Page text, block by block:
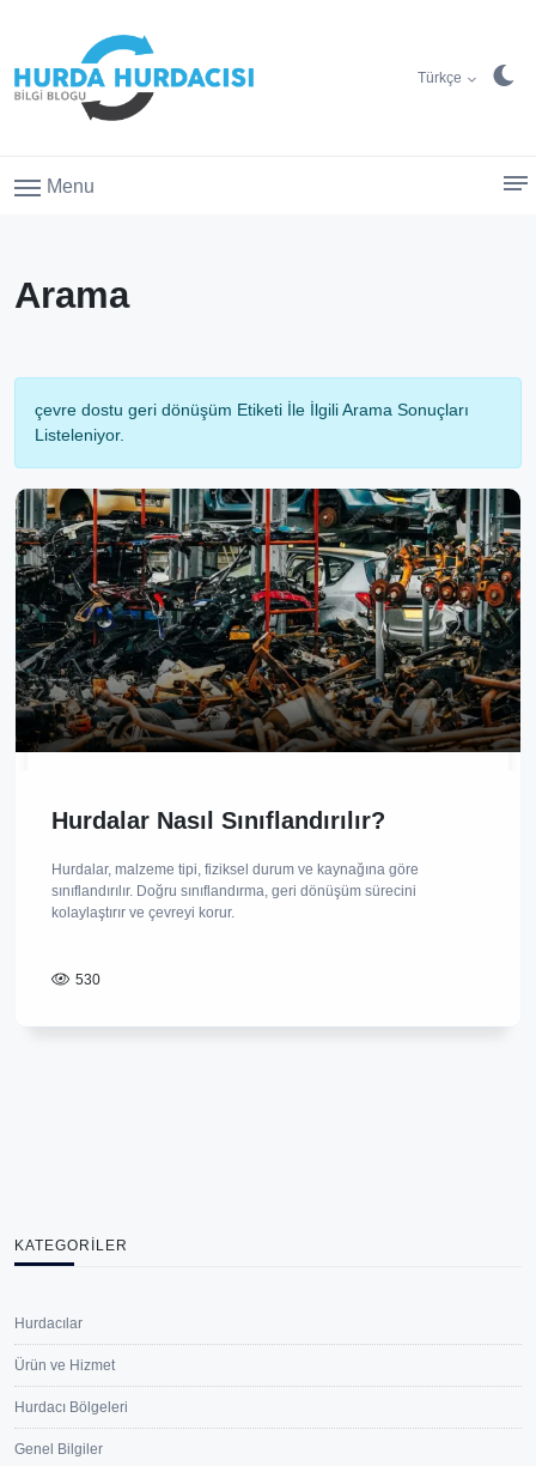
Türkçe
Menu
Arama
çevre dostu geri dönüşüm Etiketi İle İlgili Arama Sonuçları
Listeleniyor.
Hurdalar Nasıl Sınıflandırılır?
Hurdalar, malzeme tipi, fiziksel durum ve kaynağına göre
sınıflandırılır. Doğru sınıflandırma, geri dönüşüm sürecini
kolaylaştırır ve çevreyi korur.
530
KATEGORILER
Hurdacılar
Ürün ve Hizmet
Hurdacı Bölgeleri
Genel Bilgiler